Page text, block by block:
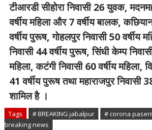
टीआरडी सीहोरा निवासी 26 युवक,
वर्षीय महिला और 7 वर्षीय बालक,
वर्षीय पुरूष, गोहलपुर निवासी 50 वर्षीय
निवासी 44 वर्षीय पुरूष, सिंधी केम्प
महिला, कटंगी निवासी 60 वर्षीय महिला,
41 वर्षीय पुरूष तथा महाराजपुर निवासी
शामिल है ।
Tags # BREAKING jabalpur # corona
breaking news